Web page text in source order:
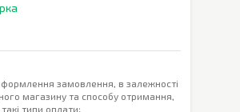
замовлення, в залежності
магазину та способу отримання,
такі типи оплати: